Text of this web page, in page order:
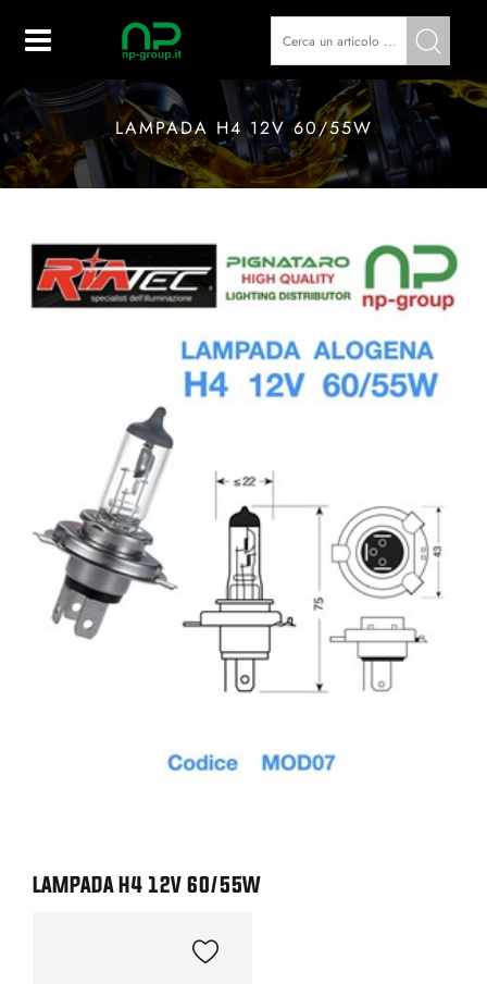
LAMPADA H4 12V 60/55W
LAMPADA H4 12V 60/55W